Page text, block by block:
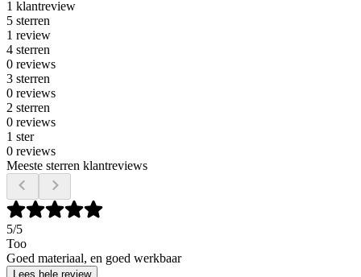
1 klantreview
5 sterren
1 review
4 sterren
0 reviews
3 sterren
0 reviews
2 sterren
0 reviews
1 ster
0 reviews
Meeste sterren klantreviews
5/5
Too
Goed materiaal, en goed werkbaar
Lees hele review